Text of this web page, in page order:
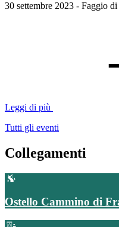
30 settembre 2023 - Faggio
Leggi di più
Tutti gli eventi
Collegamenti
Ostello Cammino di